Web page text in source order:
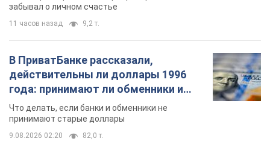
забывал о личном счастье
11 часов назад 9,2 т.
В ПриватБанке рассказали,
действительны ли доллары 1996
года: принимают ли обменники и
банки такие купюры
Что делать, если банки и обменники не
принимают старые доллары
9.08.2026 02:20 82,0 т.